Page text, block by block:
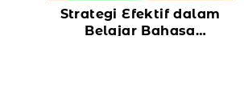
Strategi Efektif dalam
Belajar Bahasa